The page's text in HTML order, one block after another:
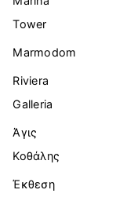
Tower
Marmodom
Riviera
Galleria
Άγις
Κοθάλης
Έκθεση